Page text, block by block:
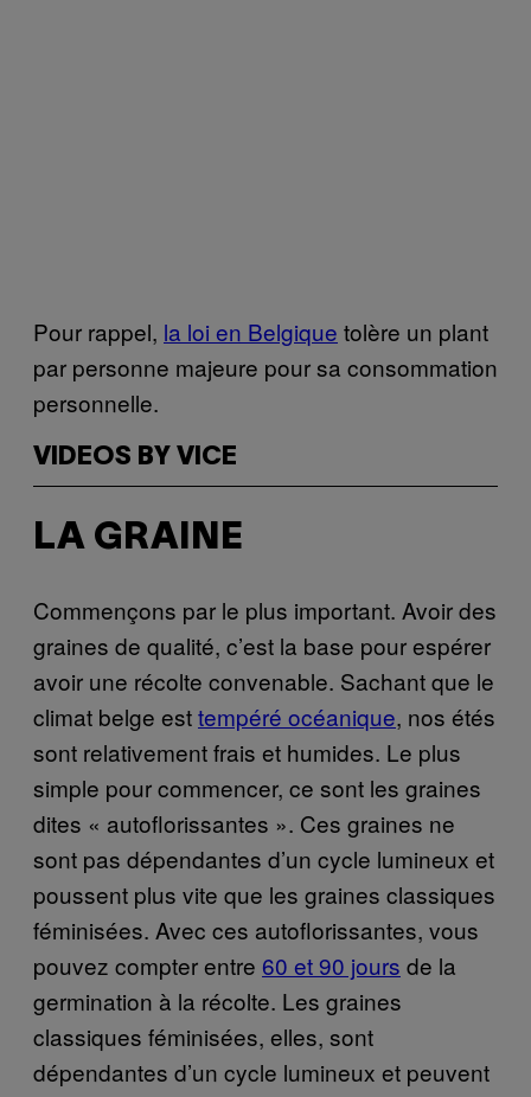
Pour rappel, la loi en Belgique tolère un plant
par personne majeure pour sa consommation
personnelle.
VIDEOS BY VICE
LA GRAINE
Commençons par le plus important. Avoir des
graines de qualité, c’est la base pour espérer
avoir une récolte convenable. Sachant que le
climat belge esttempéré océanique, nos étés
sont relativement frais et humides. Le plus
simple pour commencer, ce sont les graines
dites « autoflorissantes ». Ces graines ne
sont pas dépendantes d’un cycle lumineux et
poussent plus vite que les graines classiques
féminisées. Avec ces autoflorissantes, vous
pouvez compter entre 60 et 90 jours de la
germination à la récolte. Les graines
classiques féminisées, elles, sont
dépendantes d’un cycle lumineux et peuvent